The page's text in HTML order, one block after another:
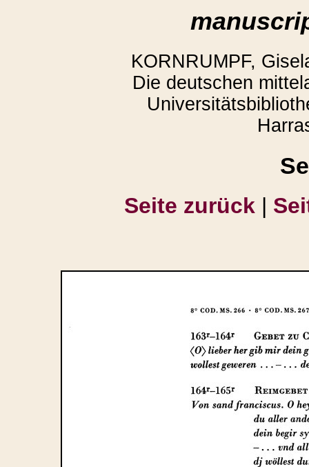
KORNRUMPF,
Die deutschen
Seite zurück |